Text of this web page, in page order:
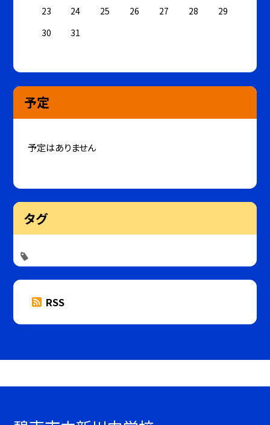
23
24 25 26 27 28
29
30
31
予定
予定はありません
タグ
RSS